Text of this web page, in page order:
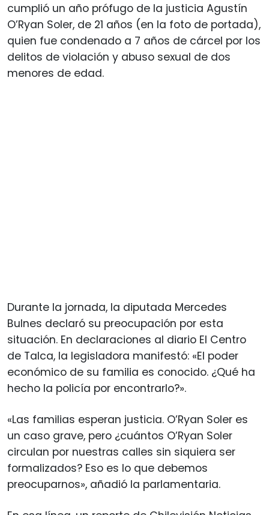
cumplió un año prófugo de la justicia Agustín
O’Ryan Soler, de 21 años (en la foto de portada),
quien fue condenado a 7 años de cárcel por los
delitos de violación y abuso sexual de dos
menores de edad.
Durante la jornada, la diputada Mercedes
Bulnes declaró su preocupación por esta
situación. En declaraciones al diario El Centro
de Talca, la legisladora manifestó: «El poder
económico de su familia es conocido. ¿Qué ha
hecho la policía por encontrarlo?».
«Las familias esperan justicia. O’Ryan Soler es
un caso grave, pero ¿cuántos O’Ryan Soler
circulan por nuestras calles sin siquiera ser
formalizados? Eso es lo que debemos
preocuparnos», añadió la parlamentaria.